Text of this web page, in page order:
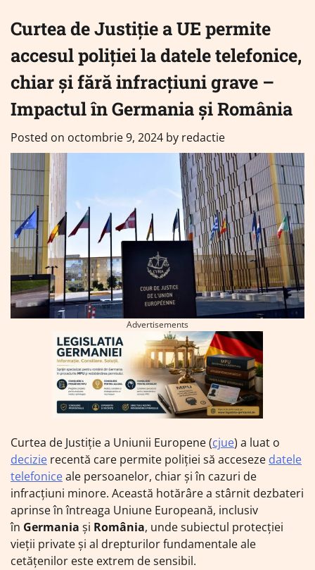
Curtea de Justiție a UE permite
accesul poliției la datele telefonice,
chiar și fără infracțiuni grave –
Impactul în Germania și România
Posted on octombrie 9, 2024 by redactie
Advertisements
Curtea de Justiție a Uniunii Europene (cjue) a luat o
decizie recentă care permite poliției să acceseze datele
telefoniceale persoanelor, chiar și în cazuri de
infracțiuni minore. Această hotărâre a stârnit dezbateri
aprinse în întreaga Uniune Europeană, inclusiv
în Germania și România, unde subiectul protecției
vieții private și al drepturilor fundamentale ale
cetățenilor este extrem de sensibil.